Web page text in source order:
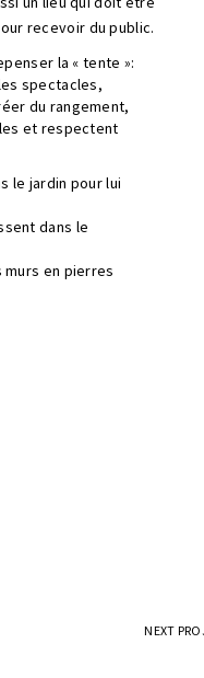
recevoir du public.
la « tente »:
spectacles,
du rangement,
et respectent
le jardin pour lui
dans le
murs en pierres
NEXT